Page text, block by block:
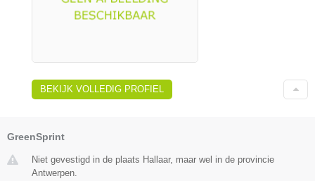
BEKIJK VOLLEDIG PROFIEL
GreenSprint
Niet gevestigd in de plaats Hallaar, maar wel in de provincie
Antwerpen.